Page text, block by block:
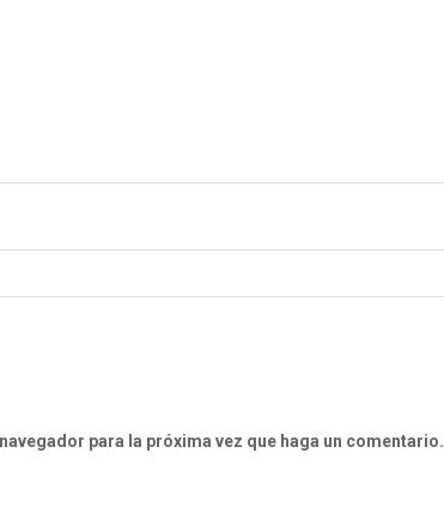
para la próxima vez que haga un comentario.